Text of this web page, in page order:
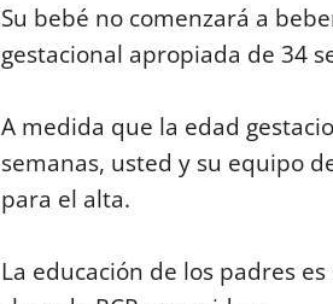
Su bebé no comenzará a
gestacional apropiada de 34
A medida que la edad
semanas, usted y su equipo
para el alta.
La educación de los padres